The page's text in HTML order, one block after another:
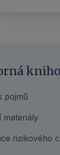
pojmů
materiály
rizikového